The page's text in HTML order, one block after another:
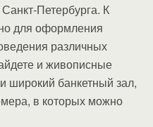
Петербурга. К
для оформления
различных
и живописные
широкий банкетный зал,
в которых можно